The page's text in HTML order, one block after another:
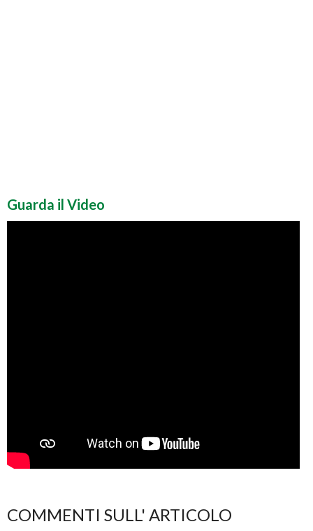
Guarda il Video
COMMENTI SULL' ARTICOLO